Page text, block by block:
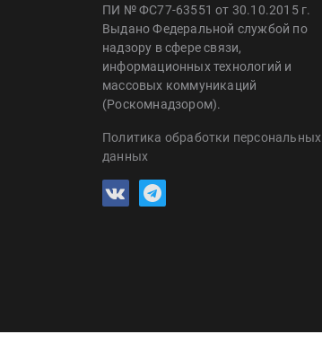
ПИ № ФС77-63551 от 30.10.2015 г.
Выдано Федеральной службой по
надзору в сфере связи,
информационных технологий и
массовых коммуникаций
(Роскомнадзором).
Политика обработки персональных
данных